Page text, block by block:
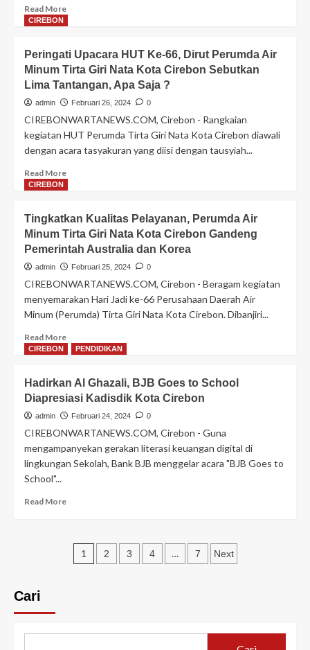
Read MoreRead
Fauzan
Ramadlan
Sumarna
Dipastikan
ke
Griya
Sawala,
Harapan
Timses
CIREBON
Peringati Upacara HUT Ke-66, Dirut Perumda Air
Minum Tirta Giri Nata Kota Cirebon Sebutkan
Lima Tantangan, Apa Saja ?
admin Februari 26, 2024 0
CIREBONWARTANEWS.COM, Cirebon - Rangkaian
kegiatan HUT Perumda Tirta Giri Nata Kota Cirebon diawali
dengan acara tasyakuran yang diisi dengan tausyiah...
Read MoreRead
Upacara
HUT
Ke-
66,
Perumda
Air
Minum
Giri
Nata
Cirebon
Sebutkan
Tantangan,
Apa
Saja
?
CIREBON
Tingkatkan Kualitas Pelayanan, Perumda Air
Minum Tirta Giri Nata Kota Cirebon Gandeng
Pemerintah Australia dan Korea
admin Februari 25, 2024 0
CIREBONWARTANEWS.COM, Cirebon - Beragam kegiatan
menyemarakan Hari Jadi ke-66 Perusahaan Daerah Air
Minum (Perumda) Tirta Giri Nata Kota Cirebon. Dibanjiri...
Read MoreRead
more
Kualitas
Pelayanan,
Perumda
Air
Tirta
Giri
Australia
CIREBON PENDIDIKAN
Hadirkan Al Ghazali, BJB Goes to School
Diapresiasi Kadisdik Kota Cirebon
admin Februari 24, 2024 0
CIREBONWARTANEWS.COM, Cirebon - Guna
mengampanyekan gerakan literasi keuangan digital di
lingkungan Sekolah, Bank BJB menggelar acara "BJB Goes to
School"...
Read MoreRead
Ghazali,
Diapresiasi
Paginasi
1 2 3 4 … 7 Next
Cari